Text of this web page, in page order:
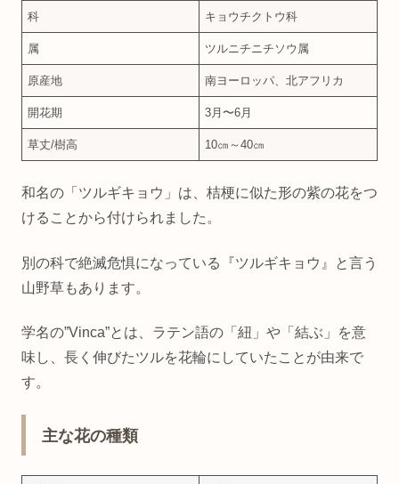
科 キョウチクトウ科
属 ツルニチニチソウ属
原産地 南ヨーロッパ、北アフリカ
開花期 3月〜6月
草丈/樹高 10㎝～40㎝
和名の「ツルギキョウ」は、桔梗に似た形の紫の花をつ
けることから付けられました。
別の科で絶滅危惧になっている『ツルギキョウ』と言う
山野草もあります。
学名の”Vinca”とは、ラテン語の「紐」や「結ぶ」を意
味し、長く伸びたツルを花輪にしていたことが由来で
す。
主な花の種類